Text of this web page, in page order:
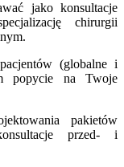
jako konsultacje
chirurgii
(globalne i
popycie na Twoje
pakietów
przed- i